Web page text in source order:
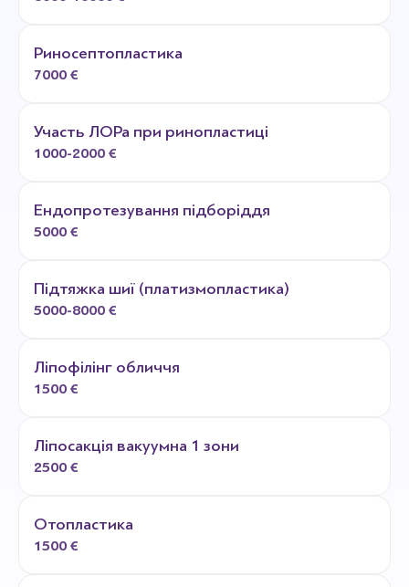
Риносептопластика
7000 €
Участь ЛОРа при ринопластиці
1000-2000 €
Ендопротезування підборіддя
5000 €
Підтяжка шиї (платизмопластика)
5000-8000 €
Ліпофілінг обличчя
1500 €
Ліпосакція вакуумна 1 зони
2500 €
Отопластика
1500 €